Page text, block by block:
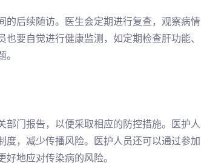
后续随访。医生会定期进行复查，观察病情
要自觉进行健康监测，如定期检查肝功能、
门报告，以便采取相应的防控措施。医护人
，减少传播风险。医护人员还可以通过参加
地应对传染病的风险。